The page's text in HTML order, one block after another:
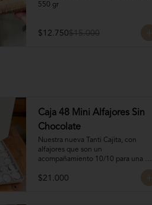
550 gr
$12.750$15.000
Caja 48 Mini Alfajores Sin
Chocolate
Nuestra nueva Tanti Cajita, con
alfajores que son un
acompañamiento 10/10 para una
Contiene 48 mini alfajores de
$21.000